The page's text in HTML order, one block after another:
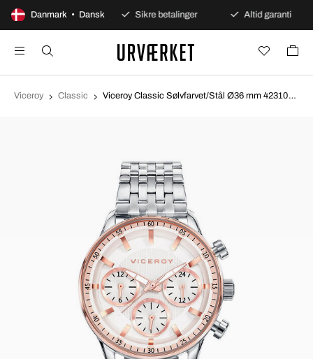
Danmark • Dansk
100 dages åbent køb Sikre betalinger Altid garanti
Viceroy Classic Viceroy Classic Sølvfarvet/Stål Ø36 mm 42310-07